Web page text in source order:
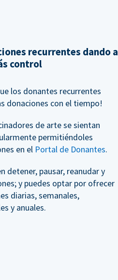
recurrentes dando a
control
los donantes recurrentes
donaciones con el tiempo!
de arte se sientan
permitiéndoles
en el Portal de Donantes.
detener, pausar, reanudar y
y puedes optar por ofrecer
diarias, semanales,
y anuales.